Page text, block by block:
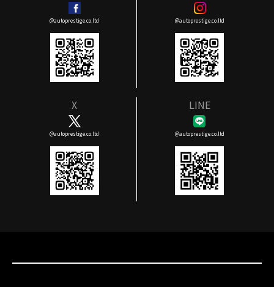
@autoprestige.co.ltd @autoprestige.co.ltd
X
@autoprestige.co.ltd
LINE
@autoprestige.co.ltd